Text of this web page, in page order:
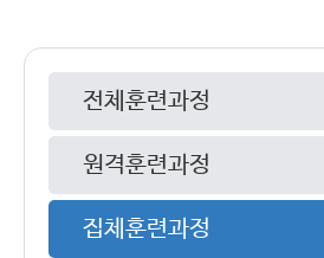
전체훈련과정
원격훈련과정
집체훈련과정